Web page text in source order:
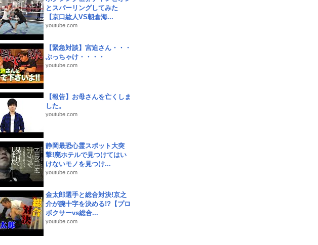
とスパーリングしてみた
【京口紘人VS朝倉海...
youtube.com
【緊急対談】宮迫さん・・・
ぶっちゃけ・・・・
youtube.com
【報告】お母さんを亡くしま
した。
youtube.com
静岡最恐心霊スポット大突
撃!廃ホテルで見つけてはい
けないモノを見つけ...
youtube.com
金太郎選手と総合対決!京之
介が腕十字を決める!?【プロ
ボクサーvs総合...
youtube.com